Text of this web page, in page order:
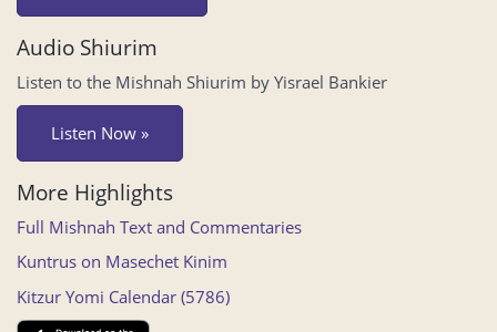
Audio Shiurim
Listen to the Mishnah Shiurim by Yisrael Bankier
Listen Now »
More Highlights
Full Mishnah Text and Commentaries
Kuntrus on Masechet Kinim
Kitzur Yomi Calendar (5786)